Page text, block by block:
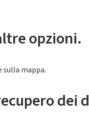
opzioni.
mappa.
dei